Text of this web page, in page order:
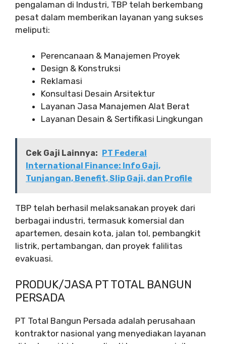
pengalaman di Industri, TBP telah berkembang
pesat dalam memberikan layanan yang sukses
meliputi:
Perencanaan & Manajemen Proyek
Design & Konstruksi
Reklamasi
Konsultasi Desain Arsitektur
Layanan Jasa Manajemen Alat Berat
Layanan Desain & Sertifikasi Lingkungan
Cek Gaji Lainnya:
PT Federal
International Finance: Info Gaji,
Tunjangan, Benefit, Slip Gaji, dan Profile
TBP telah berhasil melaksanakan proyek dari
berbagai industri, termasuk komersial dan
apartemen, desain kota, jalan tol, pembangkit
listrik, pertambangan, dan proyek falilitas
evakuasi.
PRODUK/JASA PT TOTAL BANGUN
PERSADA
PT Total Bangun Persada adalah perusahaan
kontraktor nasional yang menyediakan layanan